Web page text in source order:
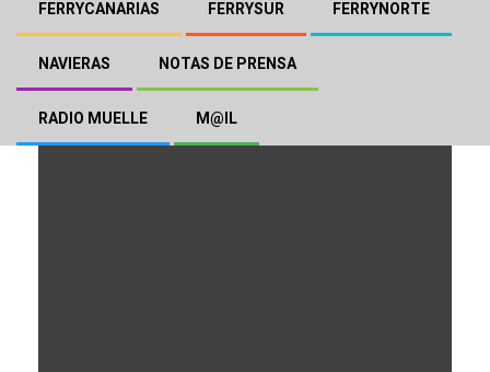
FERRYCANARIAS FERRYSUR FERRYNORTE
NAVIERAS NOTAS DE PRENSA
RADIO MUELLE M@IL
Limitación de Vehículos